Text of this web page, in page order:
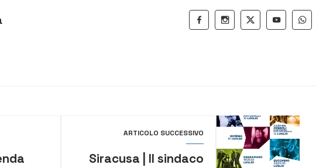
ARTICOLO SUCCESSIVO
Siracusa | Il sindaco